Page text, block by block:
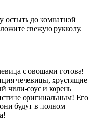
остыть до комнатной
свежую рукколу.
с овощами готова!
чечевицы, хрустящие
чили-соус и корень
оригинальным! Его
будут в полном